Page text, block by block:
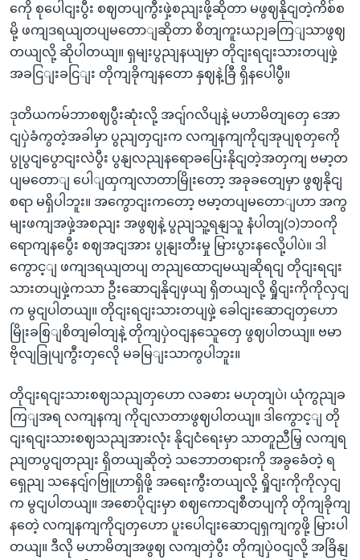
ကေို စုပေါငျးပွီး စဈတပျကွီးဖှဲ့စညျးဖို့ဆိုတာ မဖွဈနိုငျတဲ့ကိစ်စ
မို့ ဖကျဒရယျတပျမတောျဆိုတာ စိတျကူးယဉျခကြျသာဖွဈ
တယျလို့ ဆိုပါတယျ။ ရှမျးပွညျနယျမှာ တိုငျးရငျးသားတပျဖှဲ့
အခငြျးခငြျး တိုကျခိုကျနတော နှဈနဲ့ခြီ ရှိနပေါပွီ။
ဒုတိယကမ်ဘာစဈပွီးဆုံးလို့ အငျ်ဂလိပျနဲ့ မဟာမိတျတှေ အော
ငျပှဲခံကွတဲ့အခါမှာ ပွညျတှငျးက လကျနကျကိုငျအုပျစုတှကေို
ပွုပွငျပွောငျးလဲပွီး ပွနျလညျနရောခပြေးနိုငျတဲ့အတှကျ ဗမာ့တ
ပျမတောျ ပေါျထှကျလာတာမြိုးတော့ အခုခတျေမှာ ဖွဈနိုငျ
စရာ မရှိပါဘူး။ အကွောငျးကတော့ ဗမာ့တပျမတောျဟာ အကွ
မျးဖကျအဖှဲ့အစညျး အဖွဈနဲ့ ပွညျသူ့ရနျသူ နံပါတျ(၁)ဘဝကို
ရောကျနပွေီး စဈအငျအား ပွုနျးတီးမှု မြားပွားနလေို့ပါပဲ။ ဒါ
ကွောင့ျ ဖကျဒရယျတပျ တညျထောငျမယျဆိုရငျ တိုငျးရငျး
သားတပျဖှဲ့ကသာ ဦးဆောငျနိုငျဖှယျ ရှိတယျလို့ ရှိုငျးကိုကိုလှငျ
က မွငျပါတယျ။ တိုငျးရငျးသားတပျဖှဲ့ ခေါငျးဆောငျတှဟော
မြိုးခစြျစိတျဓါတျနဲ့ တိုကျပှဲဝငျနသေူတှေ ဖွဈပါတယျ။ ဗမာ
ဗိုလျခြုပျကွီးတှလေို မခမြျးသာကွပါဘူး။
တိုငျးရငျးသားစဈသညျတှဟော လခစား မဟုတျပဲ၊ ယုံကွညျခ
ကြျအရ လကျနကျ ကိုငျလာတာဖွဈပါတယျ။ ဒါကွောင့ျ တို
ငျးရငျးသားစဈသညျအားလုံး နိုငျငံရေးမှာ သာတူညီမြှ လကျရ
ညျတပွငျတညျး ရှိတယျဆိုတဲ့ သဘောတရားကို အခွခေံတဲ့ ရ
ရှေညျ သနေငျ်ဂဗြူဟာရှိဖို့ အရေးကွီးတယျလို့ ရှိုငျးကိုကိုလှငျ
က မွငျပါတယျ။ အစောပိုငျးမှာ စဈကောငျစီတပျကို တိုကျခိုကျ
နတေဲ့ လကျနကျကိုငျတှဟော ပူးပေါငျးဆောငျရှကျကွဖို့ မြားပါ
တယျ။ ဒီလို မဟာမိတျအဖွဈ လကျတှဲပွီး တိုကျပှဲဝငျလို့ အခြိနျ